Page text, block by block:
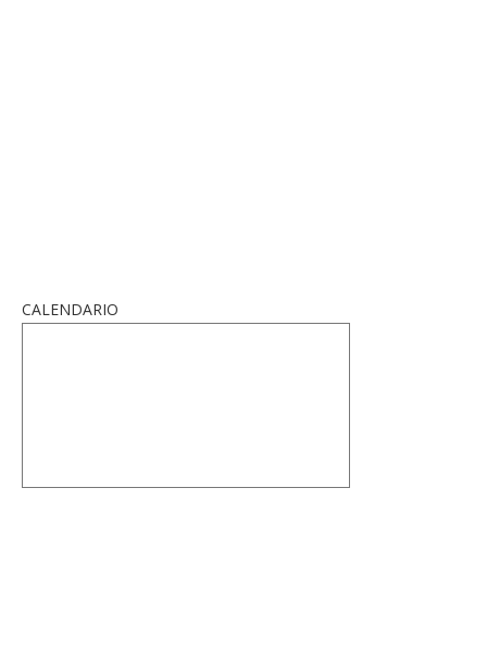
CALENDARIO